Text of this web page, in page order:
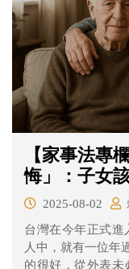
【家事法專
悔」：子女
2025-08-02
台灣在今年正式進
人中，就有一位年過 65 歲的
的很好，從外表未